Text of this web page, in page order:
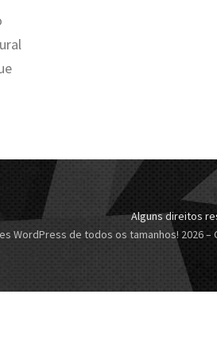
Alguns direitos
WordPress de todos os tamanhos! 2026–